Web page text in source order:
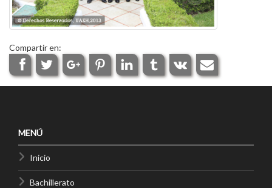
Compartir en:
MENÚ
Inicio
Bachillerato